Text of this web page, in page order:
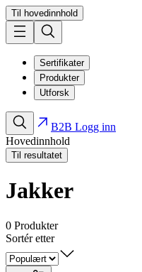
Til hovedinnhold
Sertifikater
Produkter
Utforsk
B2B Logg inn
Hovedinnhold
Til resultatet
Jakker
0 Produkter
Sortér etter